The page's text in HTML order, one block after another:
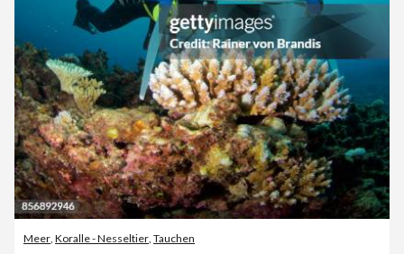
Meer, Koralle - Nesseltier, Tauchen